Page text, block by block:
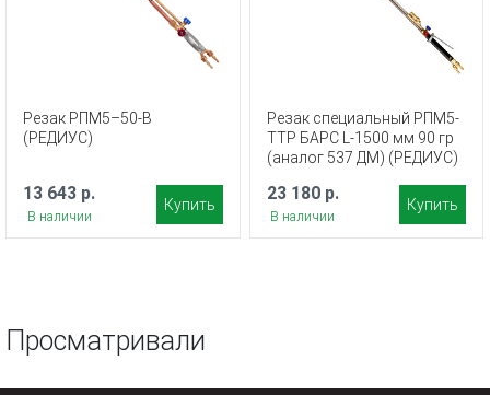
Резак РПМ5–50-В
(РЕДИУС)
13 643 р.
В наличии
Купить
Резак специальный РПМ5-
ТТР БАРС L-1500 мм 90 гр
(аналог 537 ДМ) (РЕДИУС)
23 180 р.
В наличии
Купить
Просматривали